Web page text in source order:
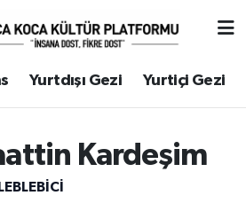
Yurtdışı Gezi Yurtiçi Gezi
Kardeşim
Vakitleri
Haritası